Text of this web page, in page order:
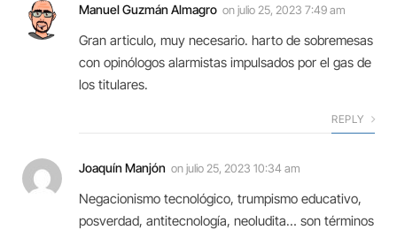
Manuel Guzmán Almagro onjulio 25, 2023 7:49 am
Gran articulo, muy necesario. harto de sobremesas
con opinólogos alarmistas impulsados por el gas de
los titulares.
REPLY
Joaquín Manjón onjulio 25, 2023 10:34 am
Negacionismo tecnológico, trumpismo educativo,
posverdad, antitecnología, neoludita… son términos